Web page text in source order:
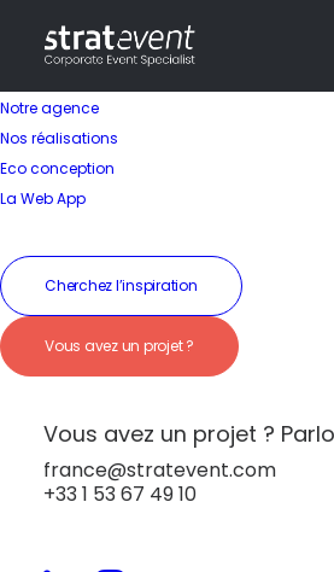
Notre agence
Nos réalisations
Eco conception
La Web App
Cherchez l’inspiration
Vous avez un projet ?
Vous avez un projet ?
france@stratevent.com
+33 1 53 67 49 10
Team-building
volcanique
Naples et l'île d'Ishia
Escalade du Vésuve, virée en